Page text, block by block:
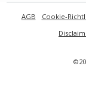
AGB Cookie-